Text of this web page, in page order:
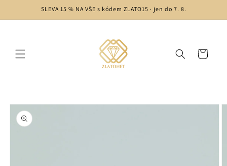
SLEVA 15 % NA VŠE s kódem ZLATO15 · jen do 7. 8.
Košík
o
produktu